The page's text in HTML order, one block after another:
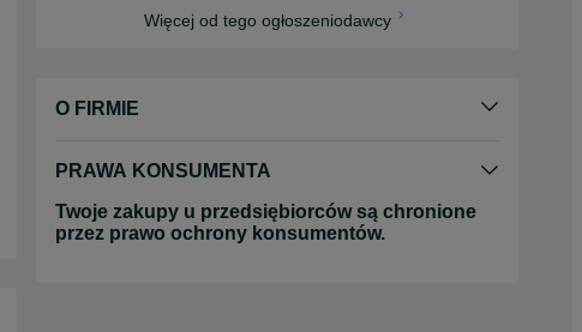
Więcej od tego ogłoszeniodawcy
O FIRMIE
PRAWA KONSUMENTA
Twoje zakupy u przedsiębiorców są chronione
przez prawo ochrony konsumentów.